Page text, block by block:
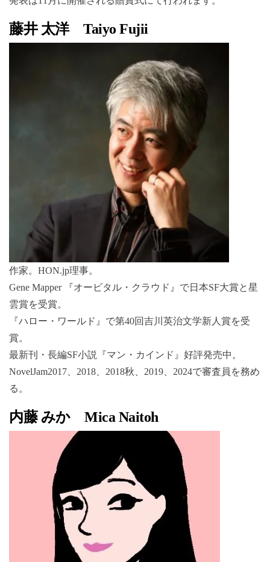
藤井 太洋 Taiyo Fujii
作家。HON.jp理事。
Gene Mapper 『オービタル・クラウド』で日本SF大賞と星
雲賞を受賞。
『ハロー・ワールド』で第40回吉川英治文学新人賞を受
賞。
最新刊・長編SF小説『マン・カインド』好評発売中。
NovelJam2017、2018、2018秋、2019、2024で審査員を務め
る。
内藤 みか Mica Naitoh